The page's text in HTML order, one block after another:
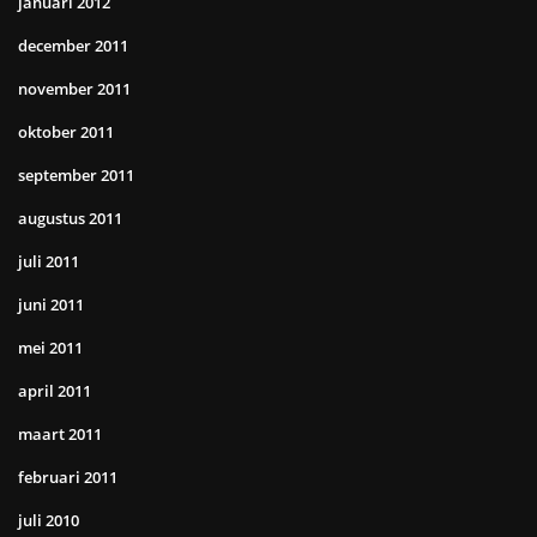
december 2011
november 2011
oktober 2011
september 2011
augustus 2011
juli 2011
juni 2011
mei 2011
april 2011
maart 2011
februari 2011
juli 2010